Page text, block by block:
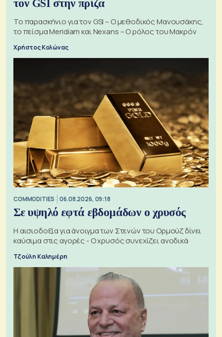
τον GSI στην πρίζα
Το παρασκήνιο για τον GSI – Ο μεθοδικός Μανουσάκης,
το πείσμα Meridiam και Nexans – Ο ρόλος του Μακρόν
Χρήστος Κολώνας
COMMODITIES 06.08.2026, 09:18
Σε υψηλό εφτά εβδομάδων ο χρυσός
Η αισιοδοξία για άνοιγμα των Στενών του Ορμούζ δίνει
καύσιμα στις αγορές - Ο χρυσός συνεχίζει ανοδικά
Τζούλη Καλημέρη